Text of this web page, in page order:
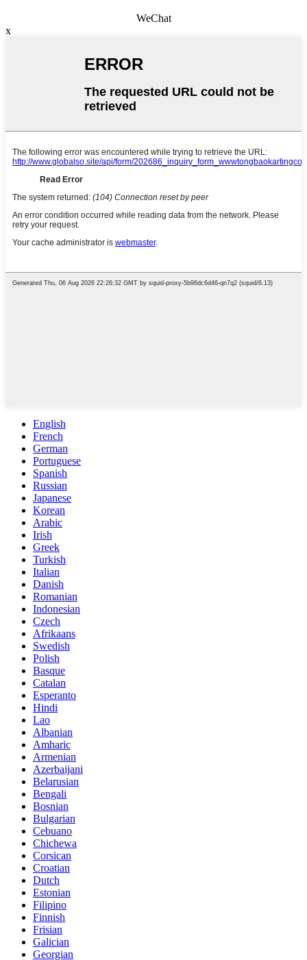
WeChat
x
English
French
German
Portuguese
Spanish
Russian
Japanese
Korean
Arabic
Irish
Greek
Turkish
Italian
Danish
Romanian
Indonesian
Czech
Afrikaans
Swedish
Polish
Basque
Catalan
Esperanto
Hindi
Lao
Albanian
Amharic
Armenian
Azerbaijani
Belarusian
Bengali
Bosnian
Bulgarian
Cebuano
Chichewa
Corsican
Croatian
Dutch
Estonian
Filipino
Finnish
Frisian
Galician
Georgian